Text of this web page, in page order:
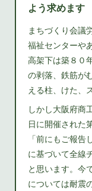
よう求めます
まちづくり会議
福祉センターや
高架下は築８０
の剥落、鉄筋が
える柱、けた、
しかし大阪府商
日に開催された
「前にもご報
に基づいて全線
と思います。今
については耐震